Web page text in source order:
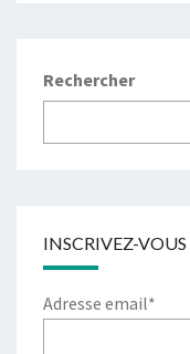
Rechercher
INSCRIVEZ-
Adresse email*